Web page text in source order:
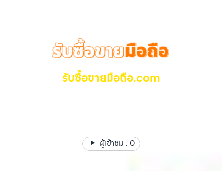
เพราะบริการของเรามุ่งตรงให้คุณได้รับราคาและความสะดวกสบายที่เหนือ
กว่า เลือกเราแล้วคุณจะได้บริการที่คุณไว้วางใจ พร้อมทีมงานที่พร้อม
ทั้งหมดนี้เพื่อให้การขายอุปกรณ์ของคุณเป็นเรื่องง่ายขึ้น ดีกว่า รวดเร็วกว่า
ซื้อแท็บเล็ต, หรือบริการอื่นๆ เกี่ยวกับสินค้าไอที กรุงเทพฯ – เราพร้อมให้
บริการครบวงจร บริการของเรา…
แจ้งวัฒนะ, บางแค, วัชรพล, รามอินทรา และเขตกรุงเทพฯ ใกล้ “ใกล้ ฉัน”
ที่สุด ในยุคที่สมาร์ทโฟน แท็บเล็ต และอุปกรณ์ไอทีใหม่ๆ เปลี่ยนรุ่นกันแทบ
เว็บไซต์ของเราจึงเกิดขึ้นเพื่อเป็นทางเลือกให้คุณสามารถเปลี่ยนอุปกรณ์ที่
ไม่ใช้แล้วให้กลายเป็นเงินสดได้ทันที ด้วยบริการ รับซื้อไอโฟน, รับซื้อไอแพด,
แค่เครื่องใช้ไฟฟ้า แต่เป็นทรัพย์สินที่มีมูลค่า คุณอาจต้องการเปลี่ยนรุ่น หรือ
ต้องการเงินด่วน เราจึงมอบบริการประเมินสภาพเครื่อง ฟรี ปราบปราม
รับซื้อขายมือถือ.com
ผู้เข้าชม : 0